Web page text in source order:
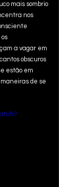
mais sombrio
nos
a vagar em
obscuros
estão em
de se